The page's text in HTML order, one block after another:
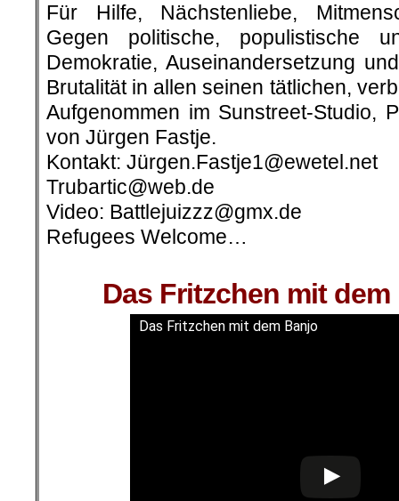
Für Hilfe, Nächstenliebe,
Gegen politische, populistische
Demokratie, Auseinandersetzung
Brutalität in allen seinen tätlichen,
Aufgenommen im Sunstreet-Studio,
von Jürgen Fastje.
Kontakt: Jürgen.Fastje1@ewetel.net
Trubartic@web.de
Video: Battlejuizzz@gmx.de
Refugees Welcome…
Das Fritzchen mit dem
Das Fritzchen mit dem Banjo